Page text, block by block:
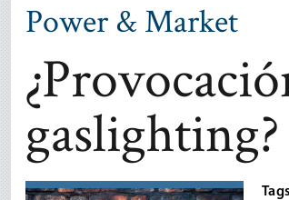
Power & Market
gaslighting?